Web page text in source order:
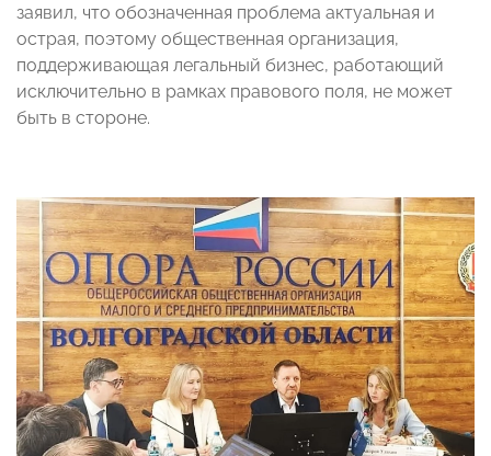
заявил, что обозначенная проблема актуальная и
острая, поэтому общественная организация,
поддерживающая легальный бизнес, работающий
исключительно в рамках правового поля, не может
быть в стороне.